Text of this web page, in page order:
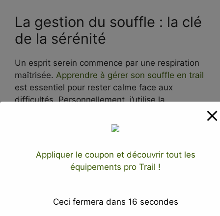
La gestion du souffle : la clé
de la sérénité
Un esprit serein commence par une respiration
maîtrisée. Apprendre à gérer son souffle en trail
est essentiel pour rester calme face aux
difficultés. Personnellement, j’utilise la
retenez sur 7, expirez sur 8. C’est magique pour
Appliquer le coupon et découvrir tout les
équipements pro Trail !
Ceci fermera dans 15 secondes